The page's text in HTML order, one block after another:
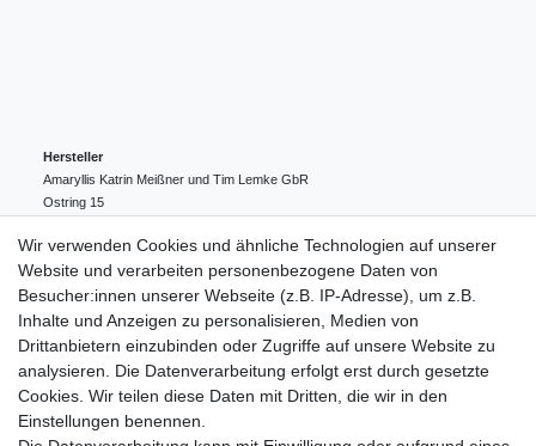
Hersteller
Amaryllis Katrin Meißner und Tim Lemke GbR
Ostring 15
004943548099856
amaryllis-eckernfoerde@t-online.de
EU-Verantwortlicher
Amaryllis Katrin Meißner und Tim Lemke GbR
Ostring
15
004943548099856
amaryllis-eckernfoerde@t-online.de
Wir verwenden Cookies und ähnliche Technologien auf unserer
Website und verarbeiten personenbezogene Daten von
Besucher:innen unserer Webseite (z.B. IP-Adresse), um z.B.
Inhalte und Anzeigen zu personalisieren, Medien von
Drittanbietern einzubinden oder Zugriffe auf unsere Website zu
analysieren. Die Datenverarbeitung erfolgt erst durch gesetzte
Cookies. Wir teilen diese Daten mit Dritten, die wir in den
Einstellungen benennen.